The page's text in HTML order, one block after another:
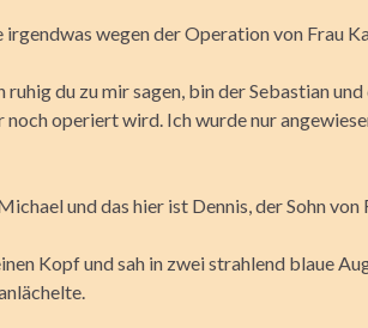
irgendwas wegen der Operation von Frau
ruhig du zu mir sagen, bin der Sebastian
noch operiert wird. Ich wurde nur
und das hier ist Dennis, der Sohn von
Kopf und sah in zwei strahlend blaue